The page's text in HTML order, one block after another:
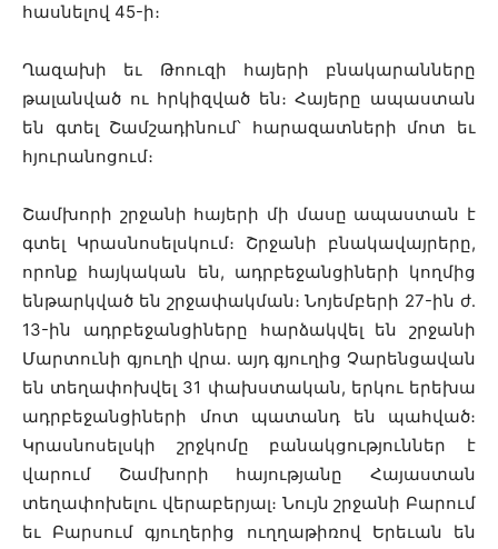
հասնելով 45-ի։
Ղազախի եւ Թոուզի հայերի բնակարանները
թալանված ու հրկիզված են։ Հայերը ապաստան
են գտել Շամշադինում՝ հարազատների մոտ եւ
հյուրանոցում։
Շամխորի շրջանի հայերի մի մասը ապաստան է
գտել Կրասնոսելսկում։ Շրջանի բնակավայրերը,
որոնք հայկական են, ադրբեջանցիների կողմից
ենթարկված են շրջափակման։ Նոյեմբերի 27-ին ժ․
13-ին ադրբեջանցիները հարձակվել են շրջանի
Մարտունի գյուղի վրա․ այդ գյուղից Չարենցավան
են տեղափոխվել 31 փախստական, երկու երեխա
ադրբեջանցիների մոտ պատանդ են պահված։
Կրասնոսելսկի շրջկոմը բանակցություններ է
վարում Շամխորի հայությանը Հայաստան
տեղափոխելու վերաբերյալ։ Նույն շրջանի Բարում
եւ Բարսում գյուղերից ուղղաթիռով Երեւան են